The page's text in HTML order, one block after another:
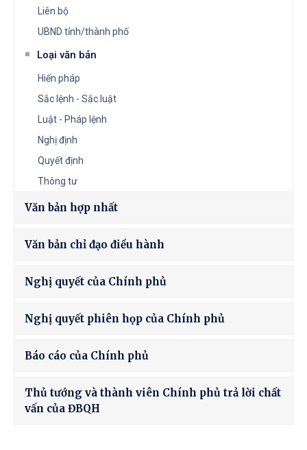
Liên bộ
UBND tỉnh/thành phố
Loại văn bản
Hiến pháp
Sắc lệnh - Sắc luật
Luật - Pháp lệnh
Nghị định
Quyết định
Thông tư
Văn bản hợp nhất
Văn bản chỉ đạo điều hành
Nghị quyết của Chính phủ
Nghị quyết phiên họp của Chính phủ
Báo cáo của Chính phủ
Thủ tướng và thành viên Chính phủ trả lời chất
vấn của ĐBQH